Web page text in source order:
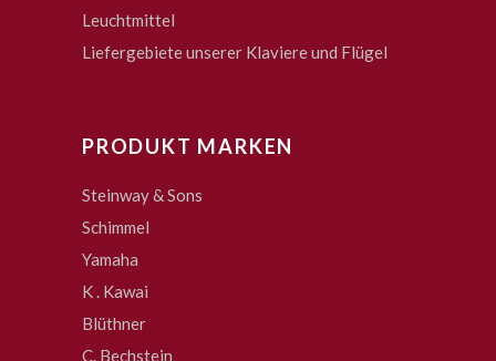
Leuchtmittel
Liefergebiete unserer Klaviere und Flügel
PRODUKT MARKEN
Steinway & Sons
Schimmel
Yamaha
K . Kawai
Blüthner
C. Bechstein